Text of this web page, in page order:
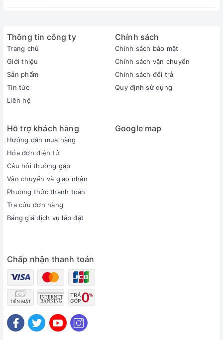
Thông tin công ty
Trang chủ
Giới thiệu
Sản phẩm
Tin tức
Liên hệ
Chính sách
Chính sách bảo mật
Chính sách vận chuyển
Chính sách đổi trả
Quy định sử dụng
Hỗ trợ khách hàng
Hướng dẫn mua hàng
Hóa đơn điện tử
Câu hỏi thường gặp
Vận chuyển và giao nhận
Phương thức thanh toán
Tra cứu đơn hàng
Bảng giá dịch vụ lắp đặt
Google map
Chấp nhận thanh toán